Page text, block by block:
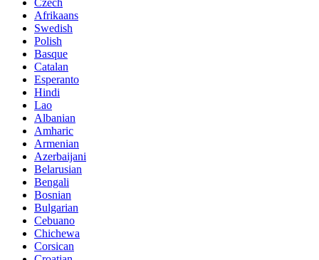
Afrikaans
Swedish
Polish
Basque
Catalan
Esperanto
Hindi
Lao
Albanian
Amharic
Armenian
Azerbaijani
Belarusian
Bengali
Bosnian
Bulgarian
Cebuano
Chichewa
Corsican